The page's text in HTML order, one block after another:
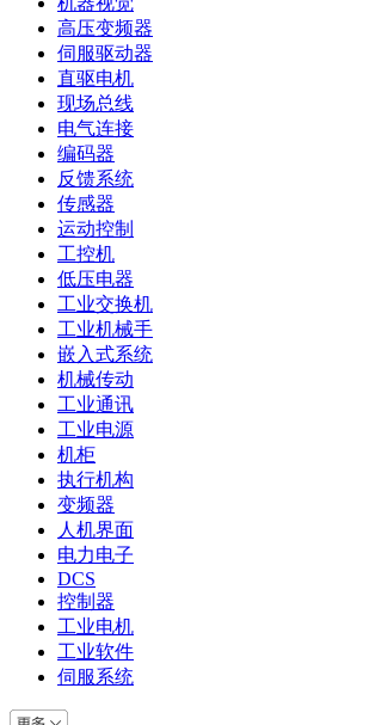
高压变频器
伺服驱动器
直驱电机
现场总线
电气连接
编码器
反馈系统
传感器
运动控制
工控机
低压电器
工业交换机
工业机械手
嵌入式系统
机械传动
工业通讯
工业电源
机柜
执行机构
变频器
人机界面
电力电子
DCS
控制器
工业电机
工业软件
伺服系统